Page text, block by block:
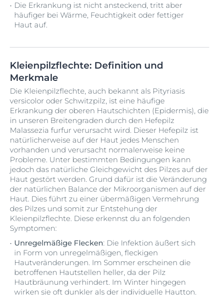
Die Erkrankung ist nicht ansteckend, tritt aber
häufiger bei Wärme, Feuchtigkeit oder fettiger
Haut auf.
Kleienpilzflechte: Definition und
Merkmale
Die Kleienpilzflechte, auch bekannt als Pityriasis
versicolor oder Schwitzpilz, ist eine häufige
Erkrankung der oberen Hautschichten (Epidermis), die
in unseren Breitengraden durch den Hefepilz
Malassezia furfur verursacht wird. Dieser Hefepilz ist
natürlicherweise auf der Haut jedes Menschen
vorhanden und verursacht normalerweise keine
Probleme. Unter bestimmten Bedingungen kann
jedoch das natürliche Gleichgewicht des Pilzes auf der
Haut gestört werden. Grund dafür ist die Veränderung
der natürlichen Balance der Mikroorganismen auf der
Haut. Dies führt zu einer übermäßigen Vermehrung
des Pilzes und somit zur Entstehung der
Kleienpilzflechte. Diese erkennst du an folgenden
Symptomen:
Unregelmäßige Flecken: Die Infektion äußert sich
in Form von unregelmäßigen, fleckigen
Hautveränderungen. Im Sommer erscheinen die
betroffenen Hautstellen heller, da der Pilz
Hautbräunung verhindert. Im Winter hingegen
wirken sie oft dunkler als der individuelle Hautton.